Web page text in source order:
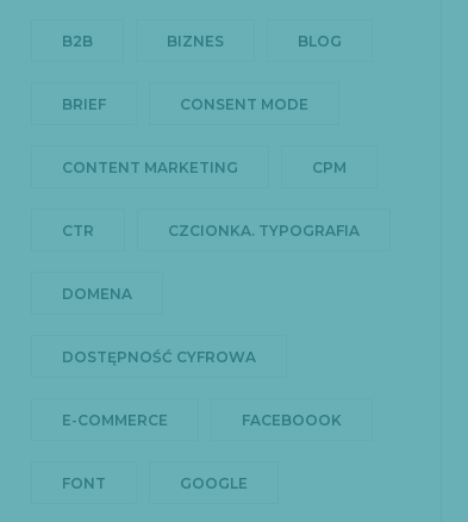
B2B BIZNES BLOG
BRIEF CONSENT MODE
CONTENT MARKETING CPM
CTR CZCIONKA. TYPOGRAFIA
DOMENA
DOSTĘPNOŚĆ CYFROWA
E-COMMERCE FACEBOOOK
FONT GOOGLE